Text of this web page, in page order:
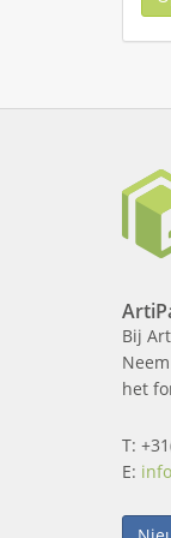
Bij
het
T:
E: